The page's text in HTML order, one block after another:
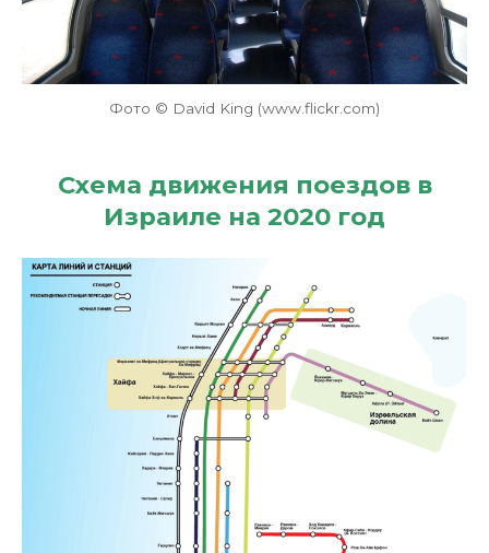
Фото © David King (www.flickr.com)
Схема движения поездов в
Израиле на 2020 год